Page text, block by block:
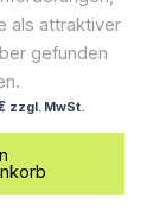
als attraktiver
gefunden
zzgl. MwSt.